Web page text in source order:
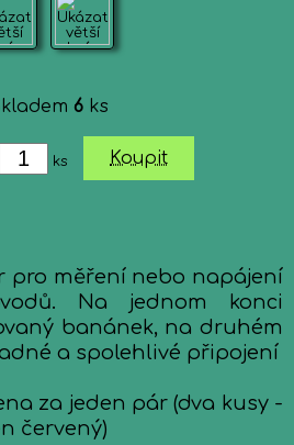
6ks
ks Koupit
pro měření nebo napájení
Na jednom konci
banánek, na druhém
a spolehlivé připojení
za jeden pár (dva kusy -
červený)